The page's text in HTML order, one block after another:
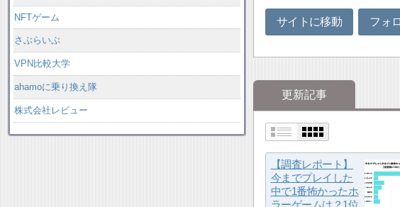
サイトに移動 フォ
更新記事
【調査レポート】
今までプレイした
中で1番怖かったホ
NFTゲーム
さぶらいぶ
VPN比較大学
ahamoに乗り換え隊
株式会社レビュー